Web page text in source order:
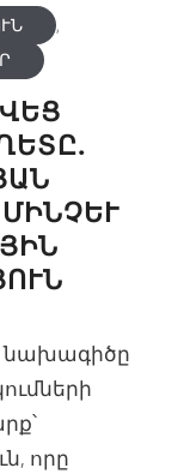
Հ
Խ
,
նախագիծը
որը